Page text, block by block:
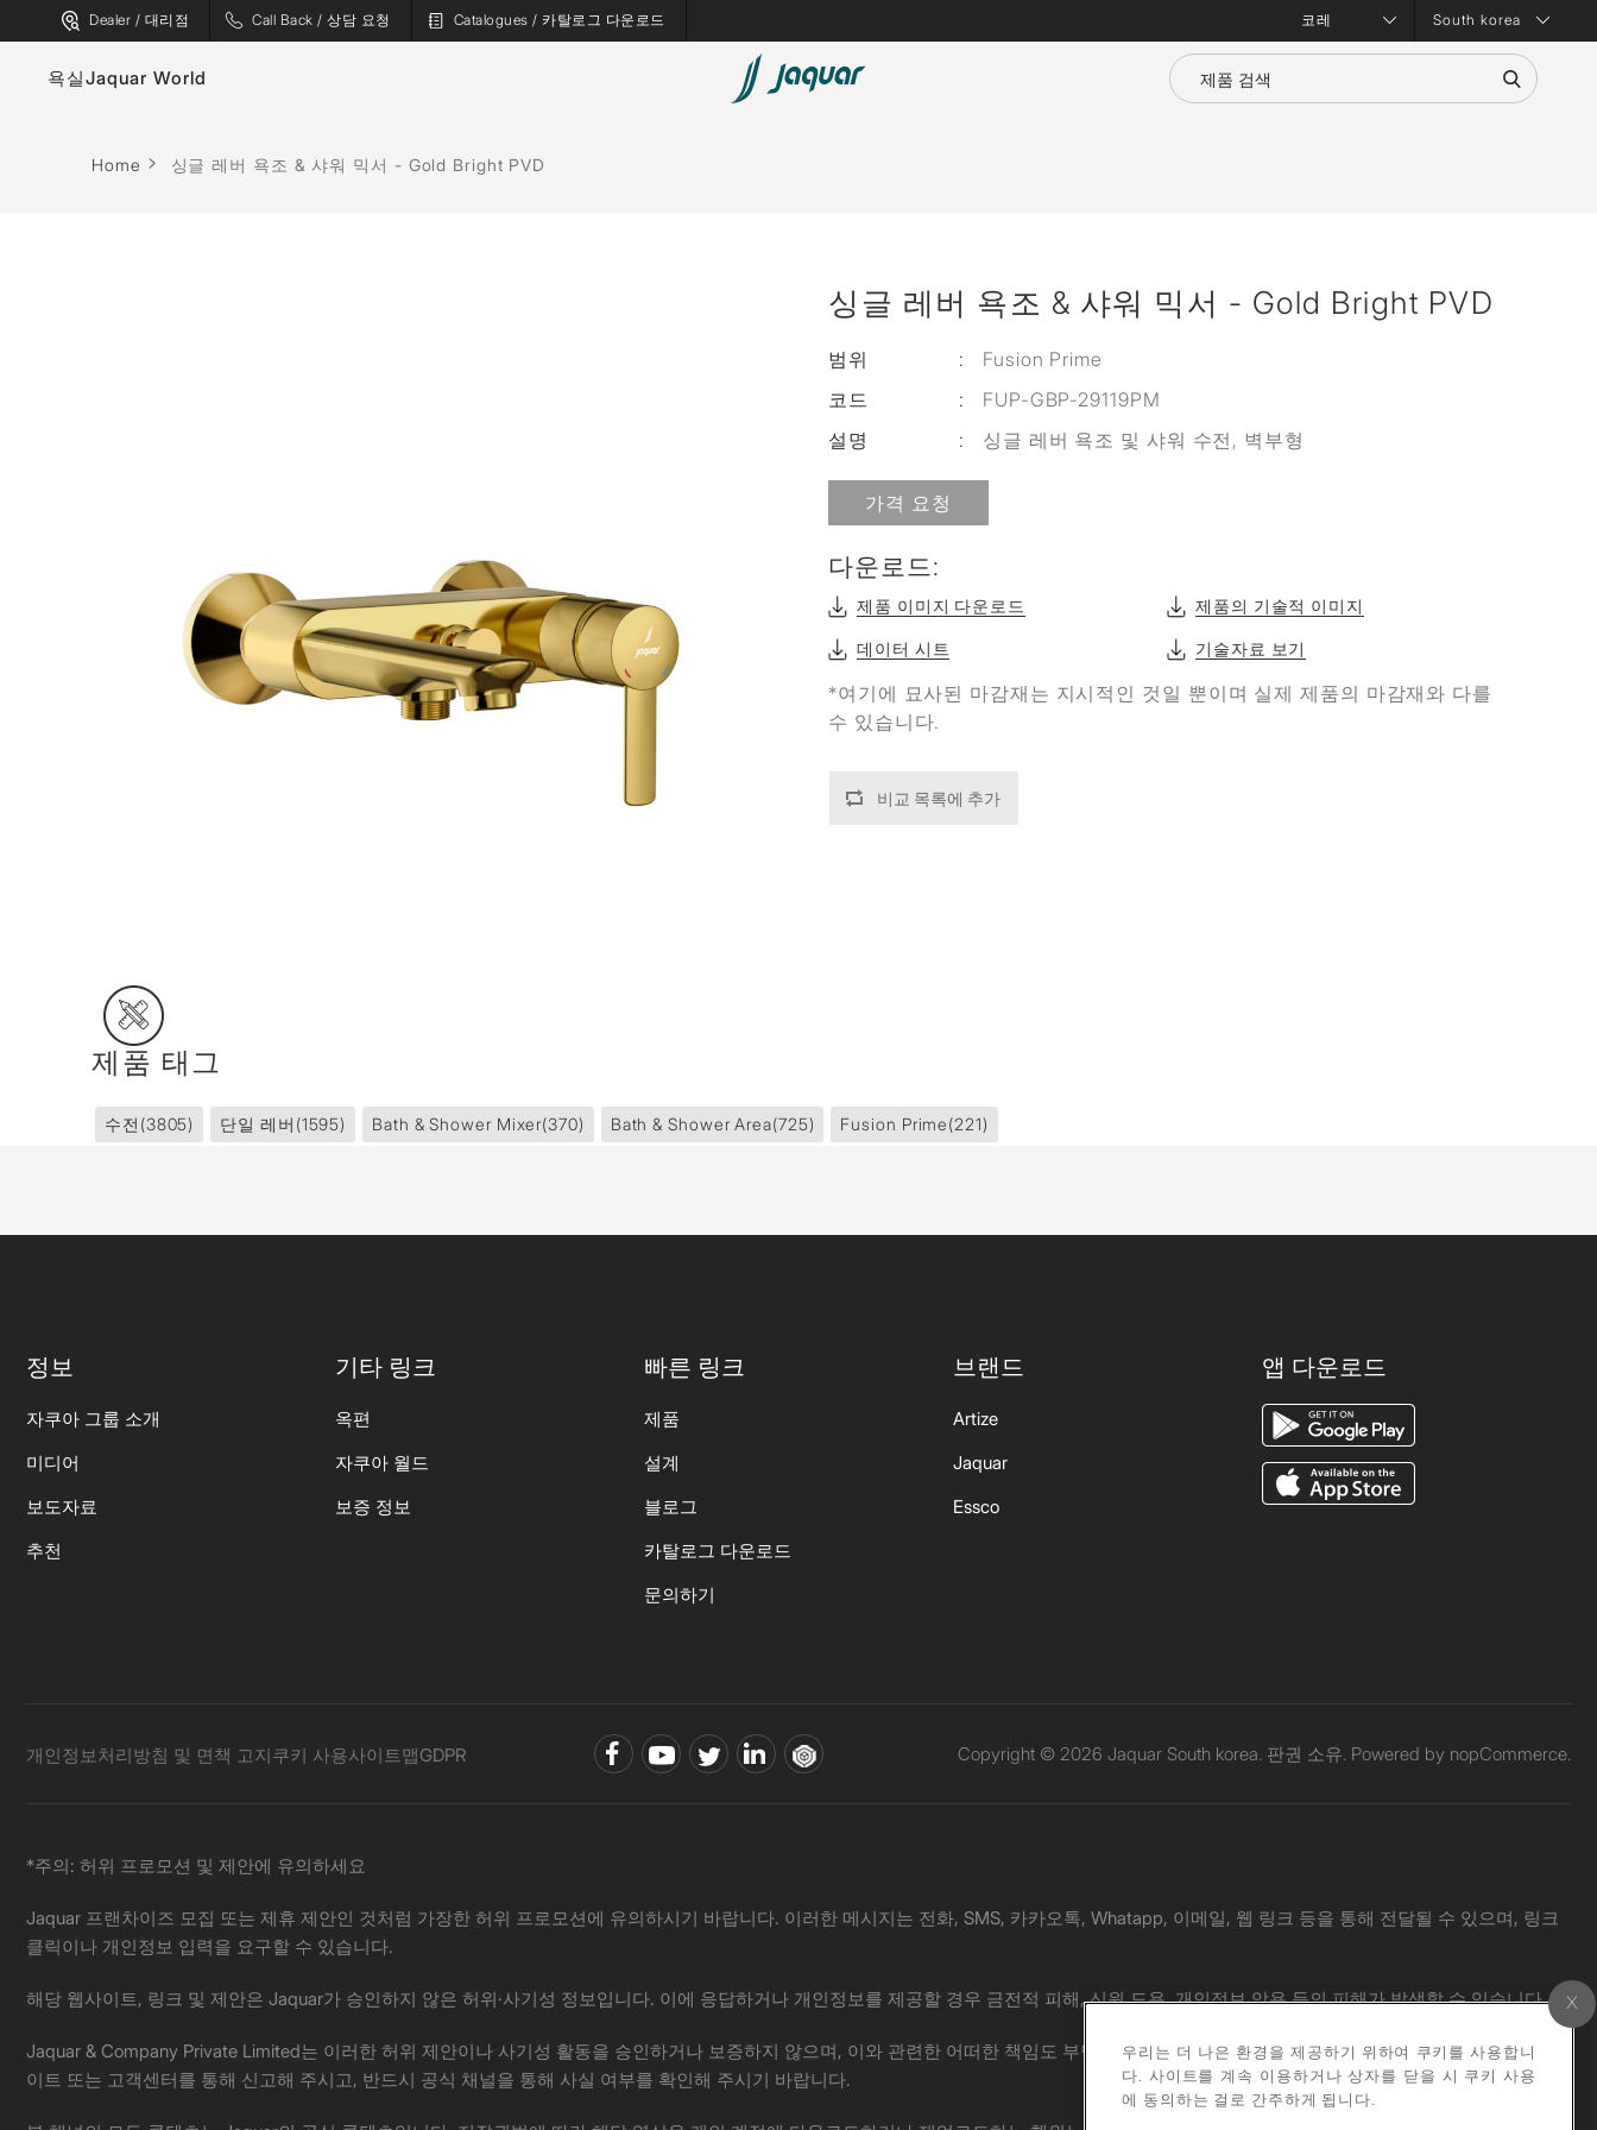
Dealer / 대리점 Call Back / 상담 요청 Catalogues / 카탈로그 다운로드 South korea
욕실
수도꼭지 욕조
Jaquar World
Home 싱글 레버 욕조 & 샤워 믹서 - Gold Bright PVD
싱글 레버 욕조 & 샤워 믹서 - Gold Bright PVD
범위 :
Fusion Prime
코드
:
FUP-GBP-29119PM
설명
: 싱글 레버 욕조 및 샤워 수전, 벽부형
가격 요청
다운로드:
제품 이미지 다운로드 제품의 기술적 이미지
데이터 시트 기술자료 보기
*여기에 묘사된 마감재는 지시적인 것일 뿐이며 실제 제품의 마감재와 다를
수 있습니다.
비교 목록에 추가
제품 태그
수전 (3805) 단일 레버 (1595) Bath & Shower Mixer(370) Bath & Shower Area(725) Fusion Prime(221)
정보
자쿠아 그룹 소개
미디어
보도자료
추천
기타 링크
옥편
자쿠아 월드
보증 정보
빠른 링크
제품
설계
블로그
카탈로그 다운로드
문의하기
브랜드
Artize
Jaquar
Essco
앱 다운로드
개인정보처리방침 및 면책 고지쿠키 사용사이트맵GDPR Copyright © 2026 Jaquar South korea. 판권 소유. Powered by nopCommerce.
*주의: 허위 프로모션 및 제안에 유의하세요
Jaquar 프랜차이즈 모집 또는 제휴 제안인 것처럼 가장한 허위 프로모션에 유의하시기 바랍니다. 이러한 메시지는 전화, SMS, 카카오톡, Whatapp, 이메일, 웹 링크 등을 통해 전달될 수 있으며, 링크
클릭이나 개인정보 입력을 요구할 수 있습니다.
해당 웹사이트, 링크 및 제안은 Jaquar가 승인하지 않은 허위·사기성 정보입니다. 이에 응답하거나 개인정보를 제공할 경우 금전적 피해, 신원 도용, 개인정보 악용 등의 피해가 발생할 수 있습니다.
Jaquar & Company Private Limited는 이러한 허위 제안이나 사기성 활동을 승인하거나 보증하지 않으며, 이와 관련한 어떠한 책임도 부담하지 않습니다. 의심스러운 메시지를 받으신 경우, 공식 웹사
이트 또는 고객센터를 통해 신고해 주시고, 반드시 공식 채널을 통해 사실 여부를 확인해 주시기 바랍니다.
우리는 더 나은 환경을 제공하기 위하여 쿠키를 사용합니
다. 사이트를 계속 이용하거나 상자를 닫을 시 쿠키 사용
에 동의하는 걸로 간주하게 됩니다.